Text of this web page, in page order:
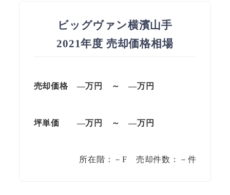
ビッグヴァン横濱山手
2021年度 売却価格相場
売却価格 —万円 ～—万円
坪単価 —万円 ～—万円
所在階：－F 売却件数：－件